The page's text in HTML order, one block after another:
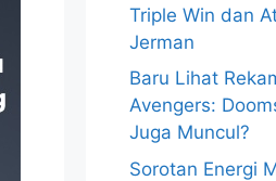
Triple Win dan
Jerman
Baru Lihat
Avengers:
Juga Muncul?
Sorotan Energi